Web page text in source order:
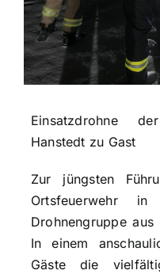
Einsatzdrohne
Hanstedt zu Gast
Zur jüngsten
Ortsfeuerwehr
Drohnengruppe
In einem
Gäste die